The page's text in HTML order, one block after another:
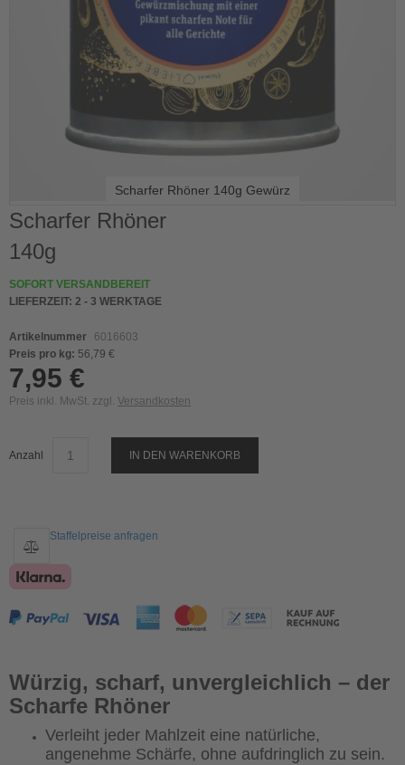
Scharfer Rhöner
140g
SOFORT VERSANDBEREIT
LIEFERZEIT: 2 - 3 WERKTAGE
Artikelnummer
6016603
Preis pro kg: 56,79 €
7,95 €
Preis inkl. MwSt. zzgl. Versandkosten
Anzahl IN DEN WARENKORB
Staffelpreise anfragen
Würzig, scharf, unvergleichlich – der
Scharfe Rhöner
Verleiht jeder Mahlzeit eine natürliche,
angenehme Schärfe, ohne aufdringlich zu sein.
Scharfer Rhöner 140g Gewürz
Skip
to
the
beginning
of
the
gallery